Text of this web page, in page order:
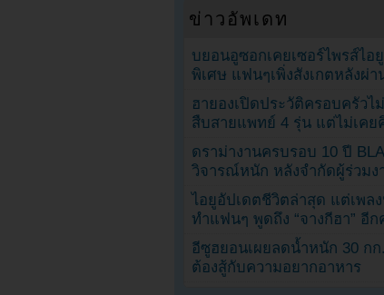
ข่าวอัพเดท
บยอนอูซอกเคยเซอร์ไพรส์ไอ
พิเศษ แฟนๆเพิ่งสังเกตหลังผ่า
ฮายองเปิดประวัติครอบครัวไ
สืบสายแพทย์ 4 รุ่น แต่ไม่เคย
ดราม่างานครบรอบ 10 ปี
วิจารณ์หนัก หลังจำกัดผู้ร่วม
ไอยูอัปเดตชีวิตล่าสุด แต่เพล
ทำแฟนๆ พูดถึง “จางกีฮา” อีก
อีซูฮยอนเผยลดน้ำหนัก 30 ก
ต้องสู้กับความอยากอาหาร